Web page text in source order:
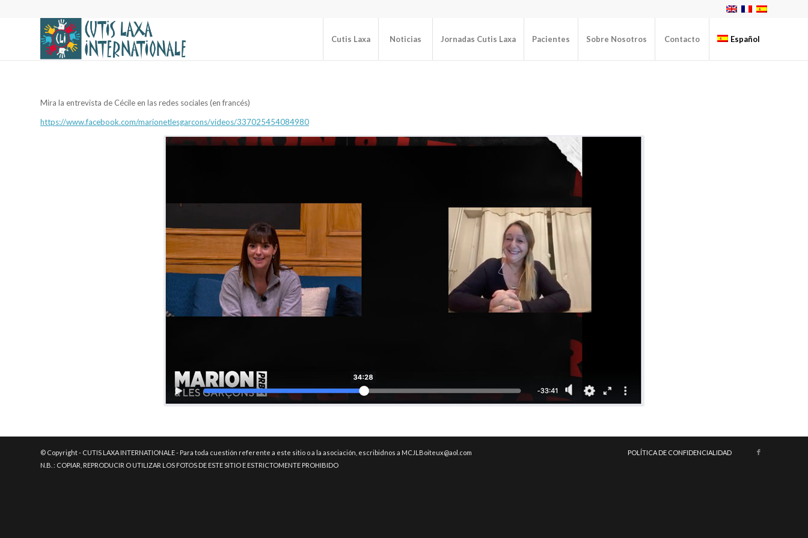
Cutis Laxa Noticias Jornadas Cutis Laxa Pacientes Sobre Nosotros Contacto Español
Mira la entrevista de Cécile en las redes sociales (en francés)
https://www.facebook.com/marionetlesgarcons/videos/337025454084980
© Copyright - CUTIS LAXA INTERNATIONALE - Para toda cuestión referente a este sitio o a la asociación, escribidnos a MCJLBoiteux@aol.com
N.B. : COPIAR, REPRODUCIR O UTILIZAR LOS FOTOS DE ESTE SITIO E ESTRICTOMENTE PROHIBIDO
POLÍTICA DE CONFIDENCIALIDAD